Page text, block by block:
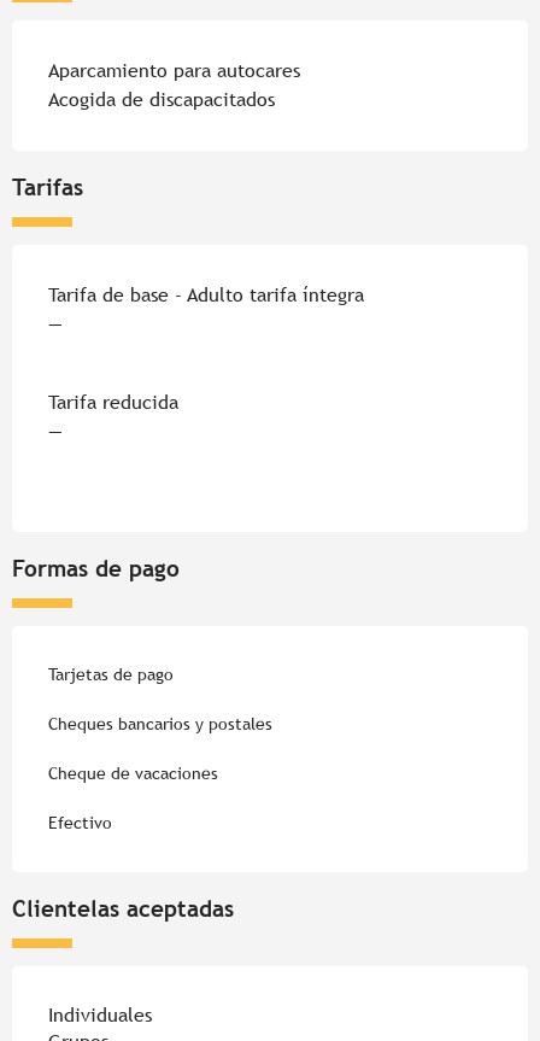
Aparcamiento para autocares
Acogida de discapacitados
Tarifas
Tarifa de base - Adulto tarifa íntegra
—
Tarifa reducida
—
Formas de pago
Tarjetas de pago
Cheques bancarios y postales
Cheque de vacaciones
Efectivo
Clientelas aceptadas
Individuales